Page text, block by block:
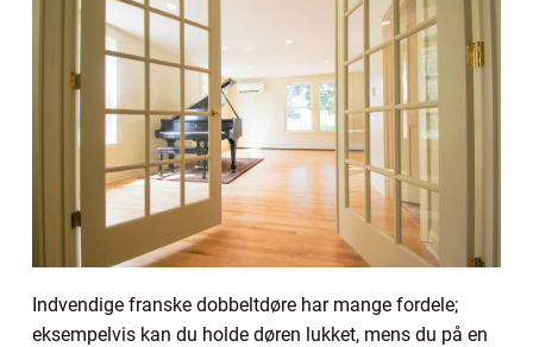
Indvendige franske dobbeltdøre har mange fordele;
eksempelvis kan du holde døren lukket, mens du på en